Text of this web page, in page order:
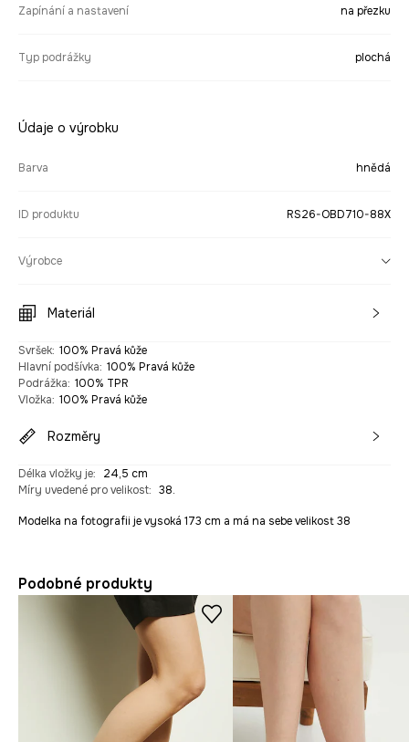
Zapínání a nastavení na přezku
Typ podrážky plochá
Údaje o výrobku
Barva hnědá
ID produktu RS26-OBD710-88X
Výrobce
Materiál
Svršek: 100% Pravá kůže
Hlavní podšívka: 100% Pravá kůže
Podrážka: 100% TPR
Vložka: 100% Pravá kůže
Rozměry
Délka vložky je:
24,5 cm
Míry uvedené pro velikost: 38.
Modelka na fotografii je vysoká 173 cm a má na sebe velikost 38
Podobné produkty